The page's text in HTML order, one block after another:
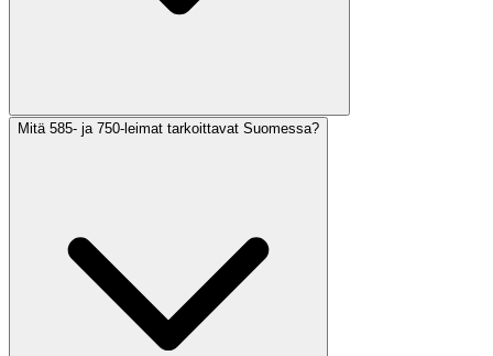
Mitä 585- ja 750-leimat tarkoittavat Suomessa?